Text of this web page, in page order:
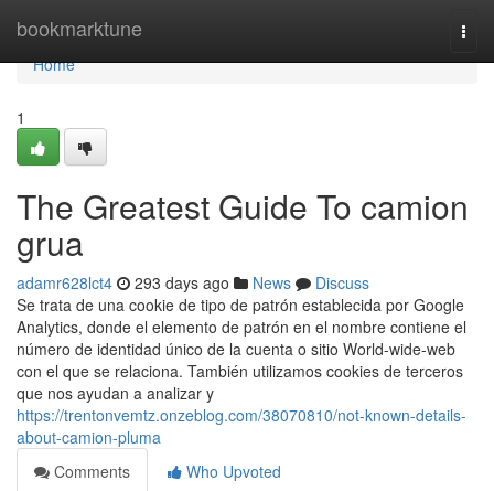
bookmarktune
Home
Home
1
The Greatest Guide To camion
grua
adamr628lct4 293 days ago News
Discuss
Se trata de una cookie de tipo de patrón establecida por Google
Analytics, donde el elemento de patrón en el nombre contiene el
número de identidad único de la cuenta o sitio World-wide-web
con el que se relaciona. También utilizamos cookies de terceros
que nos ayudan a analizar y
https://trentonvemtz.onzeblog.com/38070810/not-known-details-
about-camion-pluma
Comments
Who Upvoted